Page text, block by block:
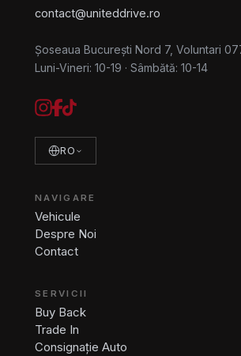
contact@uniteddrive.ro
Șoseaua București Nord 7, Voluntari
Luni-Vineri: 10-19 · Sâmbătă: 10-14
RO
NAVIGARE
Vehicule
Despre Noi
Contact
SERVICII
Buy Back
Trade In
Consignație Auto